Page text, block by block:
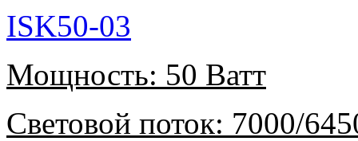
ISK50-03
Мощность: 50 Ватт
Световой поток: 7000/